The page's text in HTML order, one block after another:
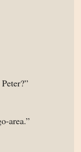
area.”